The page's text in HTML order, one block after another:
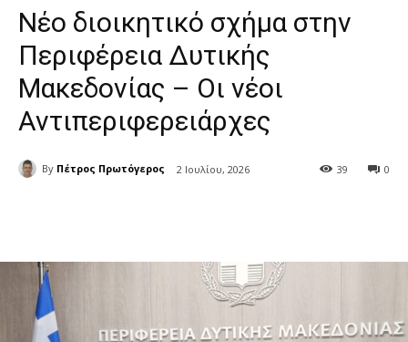
Νέο διοικητικό σχήμα στην
Περιφέρεια Δυτικής
Μακεδονίας – Οι νέοι
Αντιπεριφερειάρχες
By Πέτρος Πρωτόγερος 2 Ιουλίου, 2026 0
39